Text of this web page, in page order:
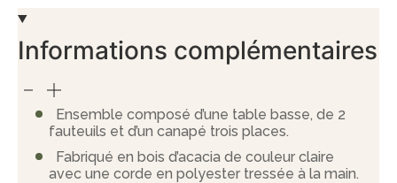
Informations complémentaires
Ensemble composé d’une table basse, de 2
fauteuils et d’un canapé trois places.
Fabriqué en bois d’acacia de couleur claire
avec une corde en polyester tressée à la main.